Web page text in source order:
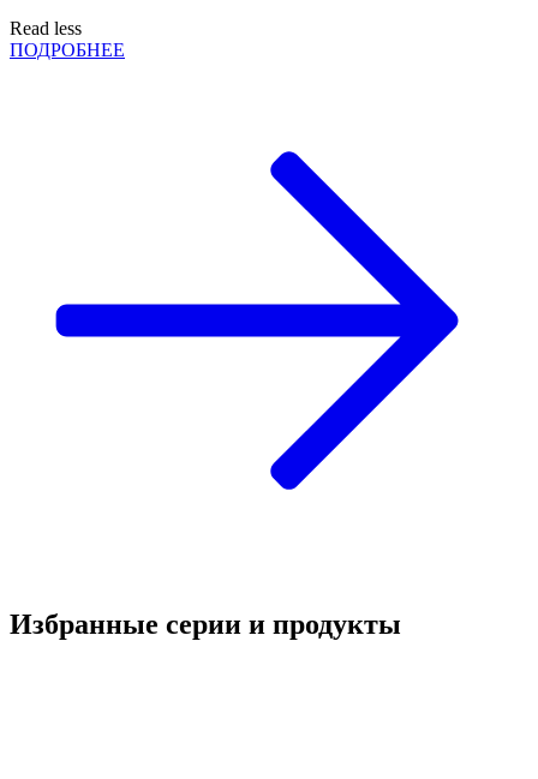
Read less
ПОДРОБНЕЕ
Избранные серии и продукты